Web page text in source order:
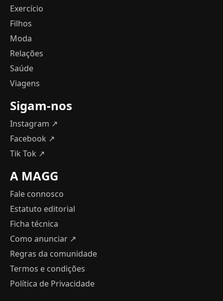
Exercício
Filhos
Moda
Relações
Saúde
Viagens
Sigam-nos
Instagram ↗
Facebook ↗
Tik Tok ↗
A MAGG
Fale connosco
Estatuto editorial
Ficha técnica
Como anunciar ↗
Regras da comunidade
Termos e condições
Política de Privacidade